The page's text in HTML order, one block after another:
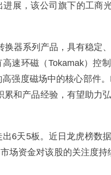
展，该公司旗下的工商
器系列产品，具有稳定
速环磁（Tokamak）控
强度磁场中的核心部件
和产品经验，有望助力
6天5板。近日龙虎榜数
场资金对该股的关注度持